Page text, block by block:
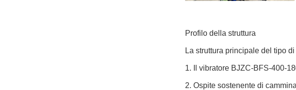
Profilo della struttura
La struttura principale del tipo
1. Il vibratore BJZC-BFS-400-
2. Ospite sostenente di